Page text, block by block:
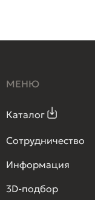
МЕНЮ
Каталог
Сотрудничество
Информация
3D-подбор